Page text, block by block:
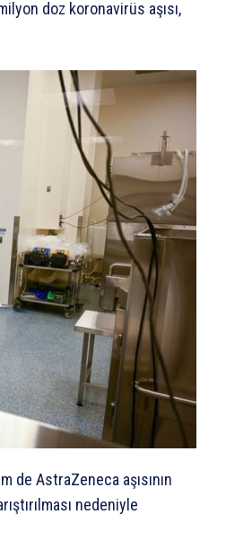
doz koronavirüs aşısı,
de AstraZeneca aşısının
nedeniyle